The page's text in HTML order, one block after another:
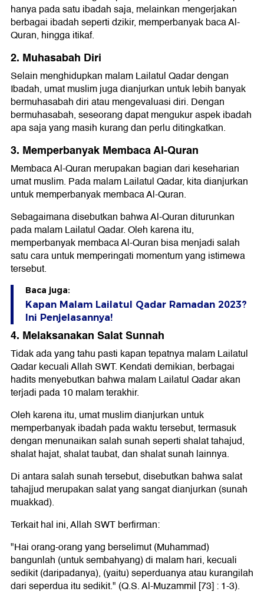
hanya pada satu ibadah saja, melainkan mengerjakan
berbagai ibadah seperti dzikir, memperbanyak baca Al-
Quran, hingga itikaf.
2. Muhasabah Diri
Selain menghidupkan malam Lailatul Qadar dengan
Ibadah, umat muslim juga dianjurkan untuk lebih banyak
bermuhasabah diri atau mengevaluasi diri. Dengan
bermuhasabah, seseorang dapat mengukur aspek ibadah
apa saja yang masih kurang dan perlu ditingkatkan.
3. Memperbanyak Membaca Al-Quran
Membaca Al-Quran merupakan bagian dari keseharian
umat muslim. Pada malam Lailatul Qadar, kita dianjurkan
untuk memperbanyak membaca Al-Quran.
Sebagaimana disebutkan bahwa Al-Quran diturunkan
pada malam Lailatul Qadar. Oleh karena itu,
memperbanyak membaca Al-Quran bisa menjadi salah
satu cara untuk memperingati momentum yang istimewa
tersebut.
Baca juga:
Kapan Malam Lailatul Qadar Ramadan 2023?
Ini Penjelasannya!
4. Melaksanakan Salat Sunnah
Tidak ada yang tahu pasti kapan tepatnya malam Lailatul
Qadar kecuali Allah SWT. Kendati demikian, berbagai
hadits menyebutkan bahwa malam Lailatul Qadar akan
terjadi pada 10 malam terakhir.
Oleh karena itu, umat muslim dianjurkan untuk
memperbanyak ibadah pada waktu tersebut, termasuk
dengan menunaikan salah sunah seperti shalat tahajud,
shalat hajat, shalat taubat, dan shalat sunah lainnya.
Di antara salah sunah tersebut, disebutkan bahwa salat
tahajjud merupakan salat yang sangat dianjurkan (sunah
muakkad).
Terkait hal ini, Allah SWT berfirman:
"Hai orang-orang yang berselimut (Muhammad)
bangunlah (untuk sembahyang) di malam hari, kecuali
sedikit (daripadanya), (yaitu) seperduanya atau kurangilah
dari seperdua itu sedikit." (Q.S. Al-Muzammil [73] : 1-3).